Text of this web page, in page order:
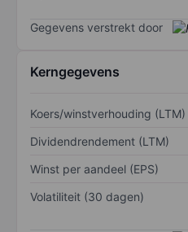
Gegevens verstrekt door
Kerngegevens
Koers/winstverhouding (LTM)
Dividendrendement (LTM)
Winst per aandeel (EPS)
Volatiliteit (30 dagen)